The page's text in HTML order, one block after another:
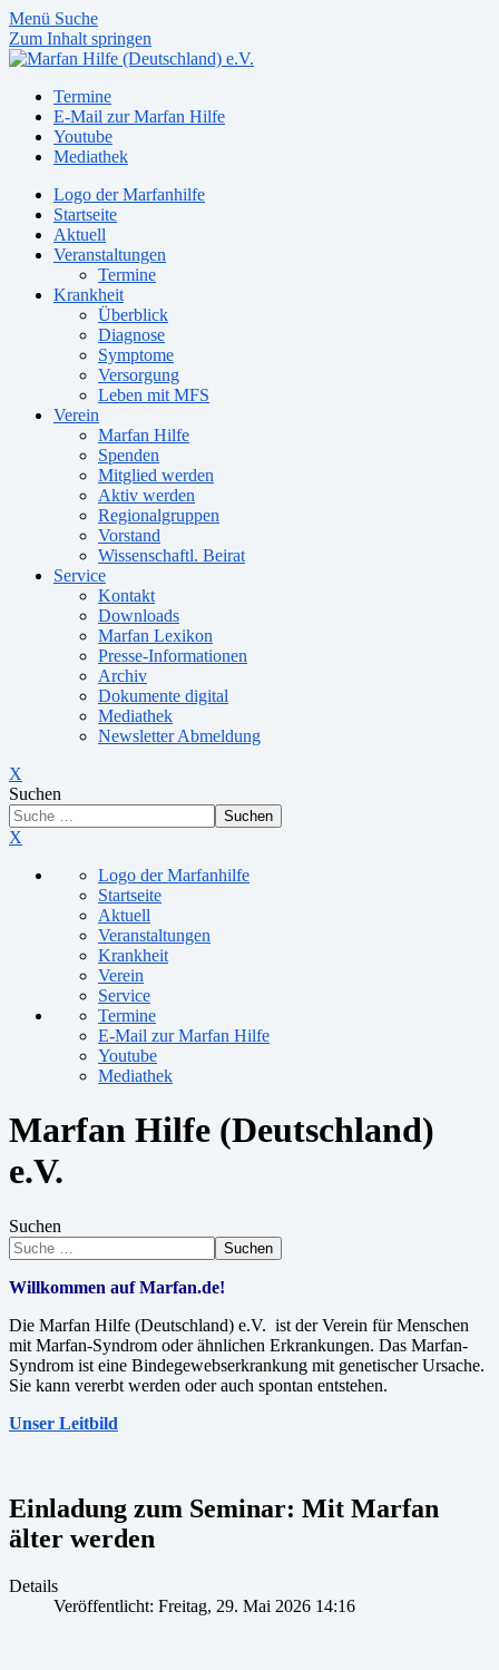
Menü Suche
Zum Inhalt springen
Termine
E-Mail zur Marfan Hilfe
Youtube
Mediathek
Logo der Marfanhilfe
Startseite
Aktuell
Veranstaltungen
Termine
Krankheit
Überblick
Diagnose
Symptome
Versorgung
Leben mit MFS
Verein
Marfan Hilfe
Spenden
Mitglied werden
Aktiv werden
Regionalgruppen
Vorstand
Wissenschaftl. Beirat
Service
Kontakt
Downloads
Marfan Lexikon
Presse-Informationen
Archiv
Dokumente digital
Mediathek
Newsletter Abmeldung
X
Suchen
Suchen
X
Logo der Marfanhilfe
Startseite
Aktuell
Veranstaltungen
Krankheit
Verein
Service
Termine
E-Mail zur Marfan Hilfe
Youtube
Mediathek
Marfan Hilfe (Deutschland)
e.V.
Suchen
Suchen
Willkommen auf Marfan.de!
Die Marfan Hilfe (Deutschland) e.V. ist der Verein für Menschen
mit Marfan-Syndrom oder ähnlichen Erkrankungen. Das Marfan-
Syndrom ist eine Bindegewebserkrankung mit genetischer Ursache.
Sie kann vererbt werden oder auch spontan entstehen.
Unser Leitbild
Einladung zum Seminar: Mit Marfan
älter werden
Details
Veröffentlicht: Freitag, 29. Mai 2026 14:16